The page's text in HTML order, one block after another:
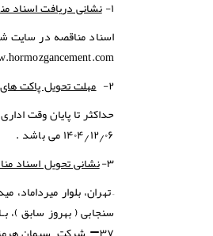
۱- نشانی دریافت اسناد
اسناد مناقصه در سایت
۲- مهلت تحویل پاکت
حداکثر تا پایان وقت
۱۴۰۴٫۱۲٫۰۶ می باشد .
۳- نشانی تحویل اسناد
–تهران، بلوار میرداماد،
سنجابی ( بهروز سابق )،
۳۷– شرکت سیمان